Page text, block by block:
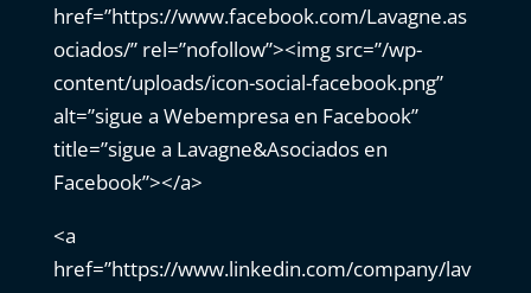
href=”https://www.facebook.com/Lavagne.as
ociados/” rel=”nofollow”><img src=”/wp-
content/uploads/icon-social-facebook.png”
alt=”sigue a Webempresa en Facebook”
title=”sigue a Lavagne&Asociados en
Facebook”></a>
<a
href=”https://www.linkedin.com/company/lav